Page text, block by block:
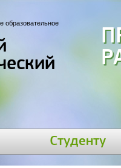
образовательное
Студенту